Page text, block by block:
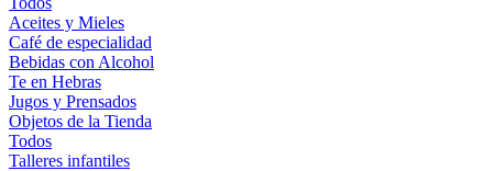
Aceites y Mieles
Café de especialidad
Bebidas con Alcohol
Te en Hebras
Jugos y Prensados
Objetos de la Tienda
Todos
Talleres infantiles